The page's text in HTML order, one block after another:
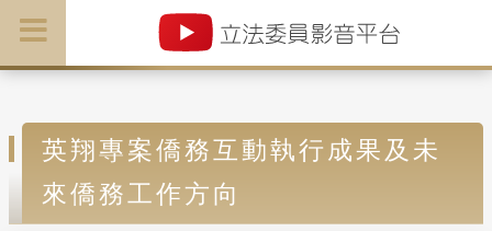
英翔專案僑務互動執行成果及未
來僑務工作方向